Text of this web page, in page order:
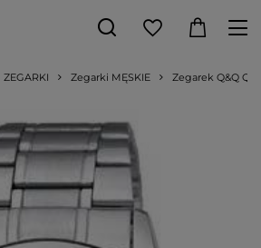
ZEGARKI Zegarki MĘSKIE Zegarek Q&Q